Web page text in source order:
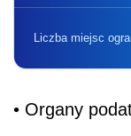
Liczba miejsc
• Organy